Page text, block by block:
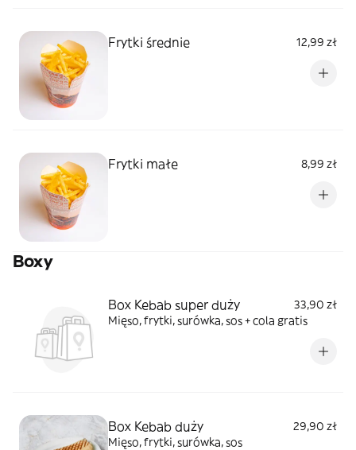
Frytki średnie 12,99 zł
Frytki małe 8,99 zł
Boxy
Box Kebab super duży
33,90 zł
Mięso, frytki, surówka, sos + cola gratis
Box Kebab duży
29,90 zł
Mięso, frytki, surówka, sos